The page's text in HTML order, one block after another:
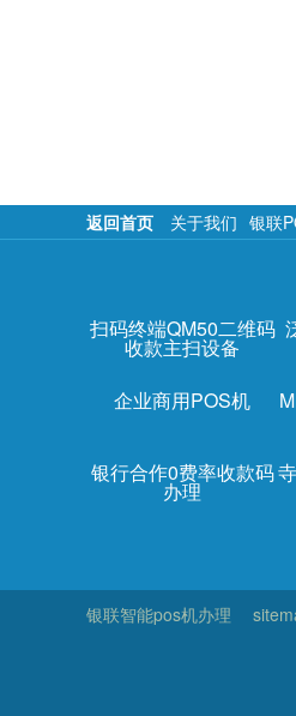
返回首页 关于我们 银联
扫码终端QM50二维码
收款主扫设备
企业商用POS机
银行合作0费率收款码
办理
银联智能pos机办理